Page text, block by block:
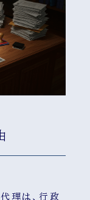
理は、行政